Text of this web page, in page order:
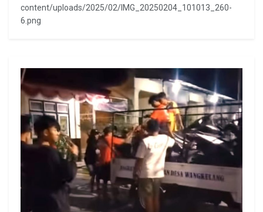
content/uploads/2025/02/IMG_20250204_101013_260-
6.png